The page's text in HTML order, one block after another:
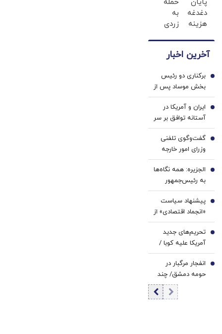
دلار
بونوس
بگیر؛
از تورم
جا
نمونی
پایان
دغدغه
هزینه
پزشکی
سفید
کننده
خانگی
حمله
به
زردی
ژل
کننده
دندان!
خرید40%تخفیف
آخرین اخبار
برکناری دو رئیس
بخش موساد پس از
ناکامی‌ها درباره
ایران
1
ایران و آمریکا در
آستانه توافق بر سر
تنگه هرمز؟ | 3
هدف مذاکرات با
میانجی‌گری عمان |
مذاکره مستقیم
محتمل است؟
2
گفت‌وگوی تلفنی
وزرای امور خارجه
ایران و موریتانی
3
الجزیره: همه نگاه‌ها
به رئیس‌جمهور
ترامپ دوخته شده/
توپ از زمین ایران
و عمان خارج شده و
اکنون به زمین
آمریکا افتاده است
4
پیشنهاد سیاست
«انجماد اقتصادی» از
سوی یک
اقتصاددان |
اساسی‌ترین وظیفه
بانک مرکزی
سیاست پولی است
| اولویت‌های بانک
مرکزی در شرایط
5
تحریم‌های جدید
آمریکا علیه کوبا /
روبیو بیانیه داد
6
انفجار مرگبار در
حومه دمشق/ چند
نفر کشته و زخمی
7